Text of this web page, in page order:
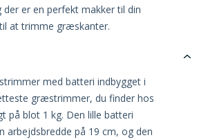
der er en perfekt makker til din
at trimme græskanter.
med batteri indbygget i
græstrimmer, du finder hos
på blot 1 kg. Den lille batteri
arbejdsbredde på 19 cm, og den